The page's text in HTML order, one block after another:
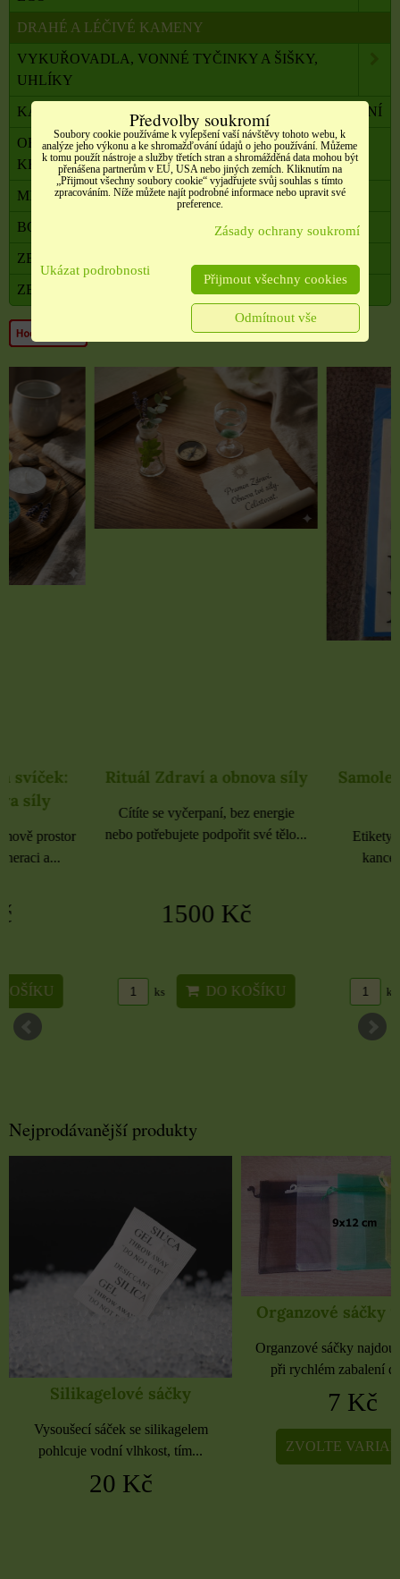
DRAHÉ A LÉČIVÉ KAMENY
VYKUŘOVADLA, VONNÉ TYČINKY A ŠIŠKY,
UHLÍKY
KADIDELNICE, PÍCKY, AROMALAMPY, VYKUŘOVÁNÍ
OBALOVÝ MATERIÁL, SATÉNOVÉ MAŠLE, SÁČKY,
KRABIČKY,
MILADA TERAPEUTKA DUŠE A TĚLA
BONUSOVÝ PROGRAM
ZBOŽÍ V AKCI
ZBOŽÍ VE VÝPRODEJI
Rituál Zdraví a obnova síly
Cítíte se vyčerpaní, bez energie
nebo potřebujete podpořit své tělo...
1500 Kč
DO KOŠÍKU
Samolepky černé
Etikety pro
kancelář 6 použitých
DO
Nejprodávanější produkty
Organzové sáčky 9x12 cm
7 Kč
ZVOLTE VARIANTU
Organzové sáčky
Organzové sáčky najdou
při rychlém zabalení
5 Kč
ZVOLTE
Předvolby soukromí
Soubory cookie používáme k vylepšení vaší návštěvy tohoto webu, k
analýze jeho výkonu a ke shromažďování údajů o jeho používání. Můžeme
k tomu použít nástroje a služby třetích stran a shromážděná data mohou být
přenášena partnerům v EU, USA nebo jiných zemích. Kliknutím na
„Přijmout všechny soubory cookie“ vyjadřujete svůj souhlas s tímto
zpracováním. Níže můžete najít podrobné informace nebo upravit své
preference.
Zásady ochrany soukromí
Ukázat podrobnosti
Přijmout všechny cookies
Odmítnout vše